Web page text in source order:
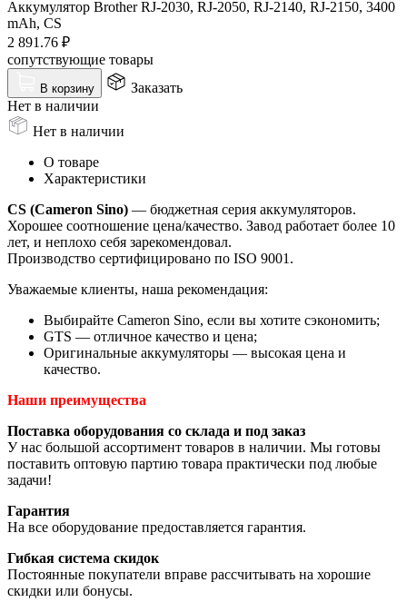
Аккумулятор Brother RJ-2030, RJ-2050, RJ-2140, RJ-2150, 3400
mAh, CS
2 891.76 ₽
сопутствующие товары
В корзину
Заказать
Нет в наличии
Нет в наличии
О товаре
Характеристики
CS (Cameron Sino) — бюджетная серия аккумуляторов.
Хорошее соотношение цена/качество. Завод работает более 10
лет, и неплохо себя зарекомендовал.
Производство сертифицировано по ISO 9001.
Уважаемые клиенты, наша рекомендация:
Выбирайте Cameron Sino, если вы хотите сэкономить;
GTS — отличное качество и цена;
Оригинальные аккумуляторы — высокая цена и
качество.
Наши преимущества
Поставка оборудования со склада и под заказ
У нас большой ассортимент товаров в наличии. Мы готовы
поставить оптовую партию товара практически под любые
задачи!
Гарантия
На все оборудование предоставляется гарантия.
Гибкая система скидок
Постоянные покупатели вправе рассчитывать на хорошие
скидки или бонусы.